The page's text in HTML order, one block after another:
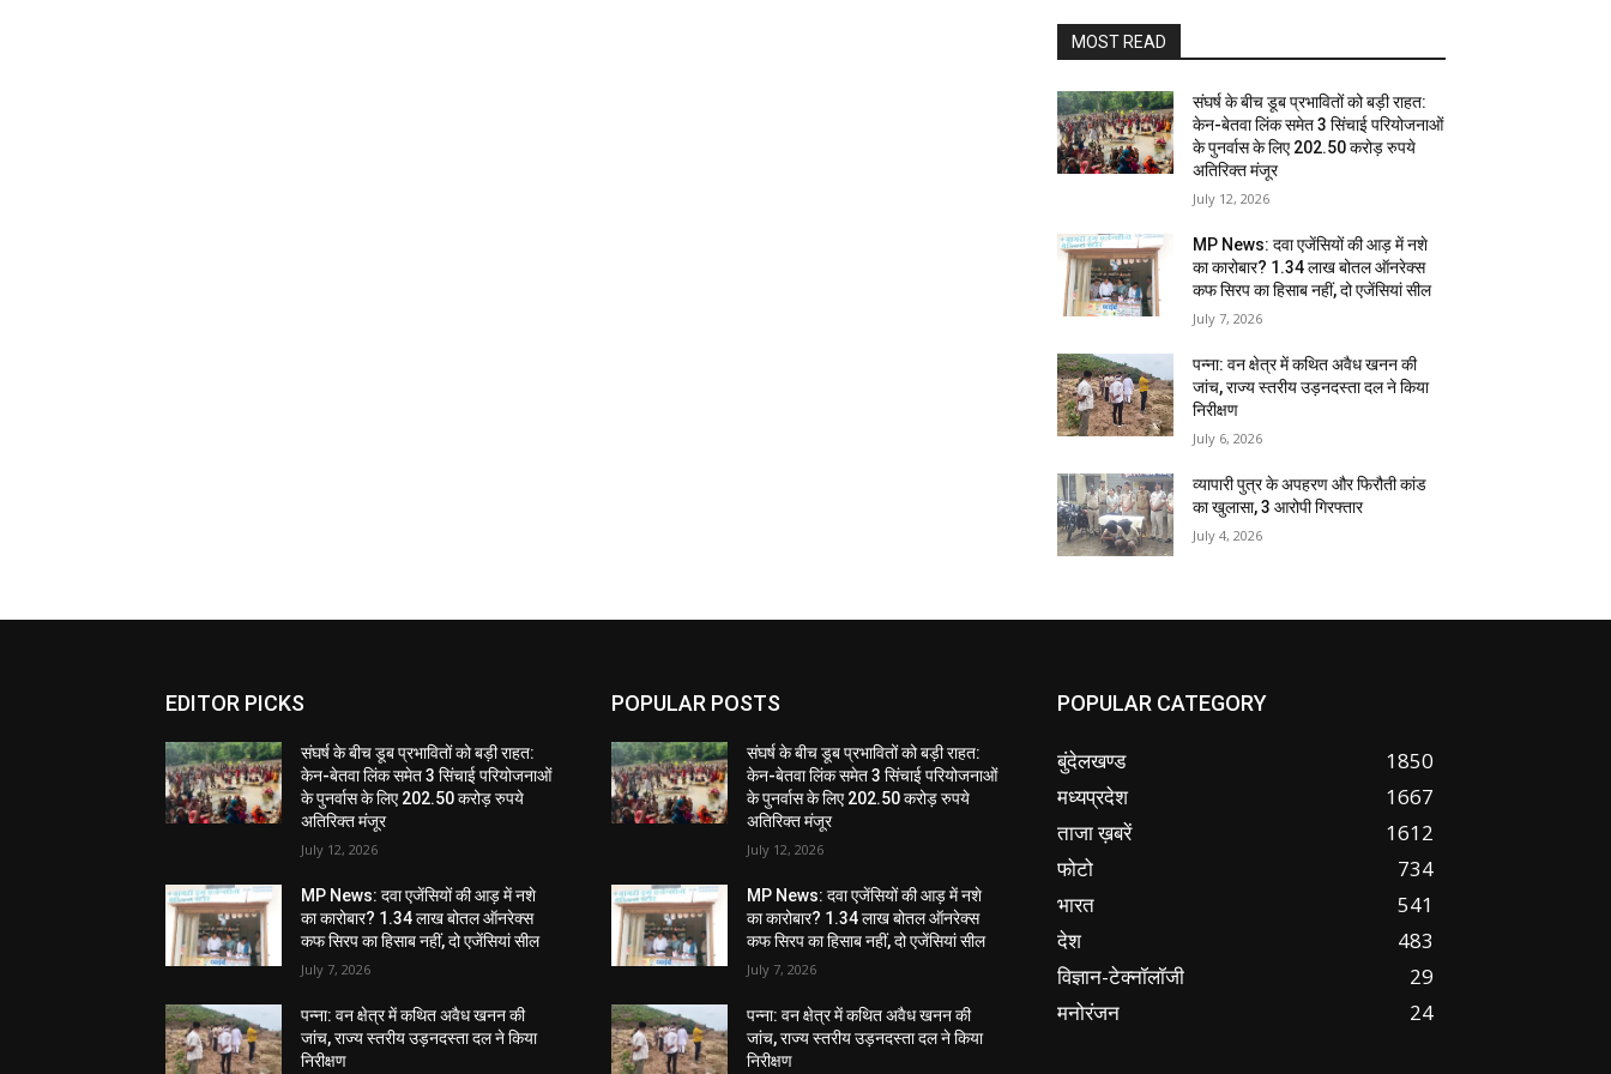
MOST READ
संघर्ष के बीच डूब प्रभावितों को बड़ी राहत:
केन-बेतवा लिंक समेत 3 सिंचाई परियोजनाओं
के पुनर्वास के लिए 202.50 करोड़ रुपये
अतिरिक्त मंजूर
July 12, 2026
MP News: दवा एजेंसियों की आड़ में नशे
का कारोबार? 1.34 लाख बोतल ऑनरेक्स
कफ सिरप का हिसाब नहीं, दो एजेंसियां सील
July 7, 2026
पन्ना: वन क्षेत्र में कथित अवैध खनन की
जांच, राज्य स्तरीय उड़नदस्ता दल ने किया
निरीक्षण
July 6, 2026
व्यापारी पुत्र के अपहरण और फिरौती कांड
का खुलासा, 3 आरोपी गिरफ्तार
July 4, 2026
EDITOR PICKS
संघर्ष के बीच डूब प्रभावितों को बड़ी राहत:
केन-बेतवा लिंक समेत 3 सिंचाई परियोजनाओं
के पुनर्वास के लिए 202.50 करोड़ रुपये
अतिरिक्त मंजूर
July 12, 2026
MP News: दवा एजेंसियों की आड़ में नशे
का कारोबार? 1.34 लाख बोतल ऑनरेक्स
कफ सिरप का हिसाब नहीं, दो एजेंसियां सील
July 7, 2026
पन्ना: वन क्षेत्र में कथित अवैध खनन की
जांच, राज्य स्तरीय उड़नदस्ता दल ने किया
निरीक्षण
POPULAR POSTS
संघर्ष के बीच डूब प्रभावितों को बड़ी राहत:
केन-बेतवा लिंक समेत 3 सिंचाई परियोजनाओं
के पुनर्वास के लिए 202.50 करोड़ रुपये
अतिरिक्त मंजूर
July 12, 2026
MP News: दवा एजेंसियों की आड़ में नशे
का कारोबार? 1.34 लाख बोतल ऑनरेक्स
कफ सिरप का हिसाब नहीं, दो एजेंसियां सील
July 7, 2026
पन्ना: वन क्षेत्र में कथित अवैध खनन की
जांच, राज्य स्तरीय उड़नदस्ता दल ने किया
निरीक्षण
POPULAR CATEGORY
बुंदेलखण्ड
1850
मध्यप्रदेश
1667
ताजा ख़बरें
1612
फोटो
734
भारत
541
देश
483
विज्ञान-टेक्नॉलॉजी
29
मनोरंजन
24